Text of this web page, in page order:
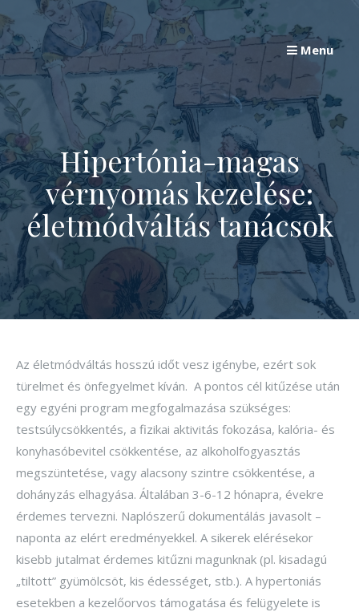
to
content
Menu
Hipertónia-magas
vérnyomás kezelése:
életmódváltás tanácsok
Az életmódváltás hosszú időt vesz igénybe, ezért sok
türelmet és önfegyelmet kíván. A pontos cél kitűzése után
egy egyéni program megfogalmazása szükséges:
testsúlycsökkentés, a fizikai aktivitás fokozása, kalória- és
konyhasóbevitel csökkentése, az alkoholfogyasztás
megszüntetése, vagy alacsony szintre csökkentése, a
dohányzás elhagyása. Általában 3-6-12 hónapra, évekre
érdemes tervezni. Naplószerű dokumentálás javasolt –
naponta az elért eredményekkel. A sikerek elérésekor
kisebb jutalmat érdemes kitűzni magunknak (pl. kisadagú
„tiltott” gyümölcsöt, kis édességet, stb.). A hypertoniás
esetekben a kezelőorvos támogatása és felügyelete is